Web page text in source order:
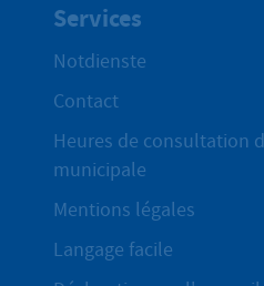
Services
Notdienste
Contact
Heures de consultation
municipale
Mentions légales
Langage facile